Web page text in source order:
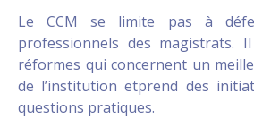
Le CCM se limite pas à
professionnels des magistrats.
réformes qui concernent un
de l’institution etprend des
questions pratiques.